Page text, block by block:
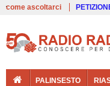
come ascoltarci
PALINSESTO